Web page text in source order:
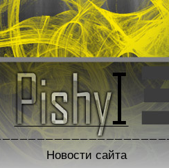
Новости сайта